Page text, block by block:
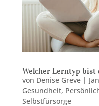
Welcher Lerntyp bist
von Denise Greve|
Gesundheit,
Selbstfürsorge